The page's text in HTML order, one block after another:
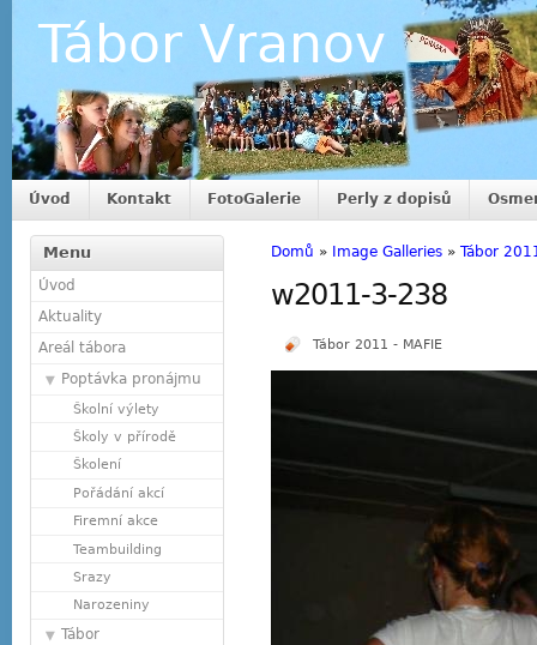
Tábor Vranov
Úvod Kontakt FotoGalerie Perly z dopisů
Menu
Úvod
Aktuality
Areál tábora
Poptávka pronájmu
Školní výlety
Školy v přírodě
Školení
Pořádání akcí
Firemní akce
Teambuilding
Srazy
Narozeniny
Tábor
Domů » Image Galleries » Tábor
w2011-3-238
Tábor 2011 - MAFIE